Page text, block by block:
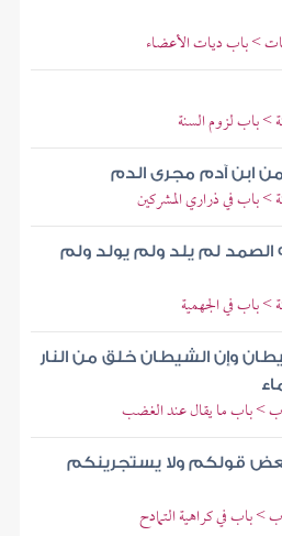
> باب ديات الأعضاء
> باب لزوم السنة
ابن آدم مجرى الدم
> باب في ذراري المشركين
الصمد لم يلد ولم يولد ولم
باب في الجهمية
وإن الشيطان خلق من النار
> باب ما يقال عند الغضب
قولكم ولا يستجرينكم
باب في كراهية التمادح